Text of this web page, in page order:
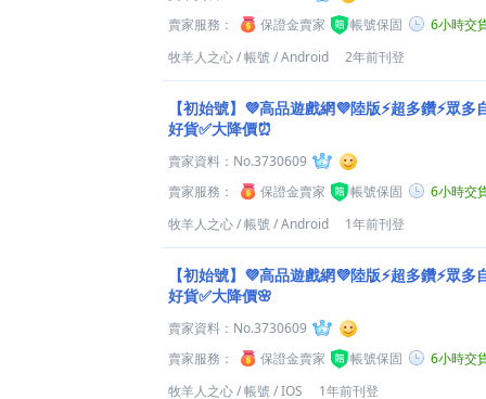
賣家服務：
保證金賣家 帳號保固
6小時交
牧羊人之心/帳號/Android 2年前刊登
【初始號】💜高品遊戲網💜陸版⚡超多鑽⚡眾
好貨✅大降價⏰
賣家資料： No.3730609
賣家服務：
保證金賣家 帳號保固
6小時交
牧羊人之心/帳號/Android 1年前刊登
【初始號】💜高品遊戲網💜陸版⚡超多鑽⚡眾
好貨✅大降價🌸
賣家資料： No.3730609
賣家服務：
保證金賣家 帳號保固
6小時交
牧羊人之心/帳號/IOS 1年前刊登